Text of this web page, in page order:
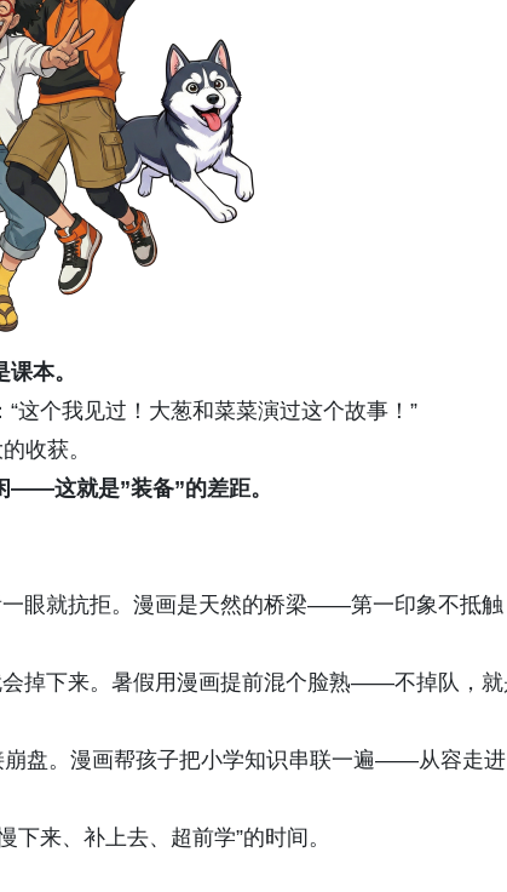
本。
这个我见过！大葱和菜菜演过这个故事！”
收获。
——这就是”装备”的差距。
眼就抗拒。漫画是天然的桥梁——第一印象不抵
掉下来。暑假用漫画提前混个脸熟——不掉队，
盘。漫画帮孩子把小学知识串联一遍——从容走进
下来、补上去、超前学”的时间。